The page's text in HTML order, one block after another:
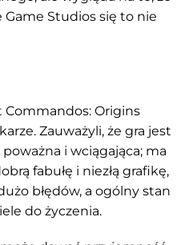
Studios się to nie
Commandos: Origins
Zauważyli, że gra jest
i wciągająca; ma
fabułę i niezłą grafikę,
błędów, a ogólny stan
do życzenia.